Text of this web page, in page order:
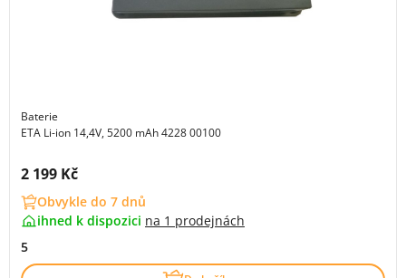
Baterie
ETA Li-ion 14,4V, 5200 mAh 4228 00100
Cena s DPH:
2 199 Kč
Obvykle do 7 dnů
ihned k dispozici na 1 prodejnách
5